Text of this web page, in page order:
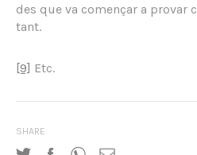
des que va començar a provar
tant.
[9] Etc.
SHARE